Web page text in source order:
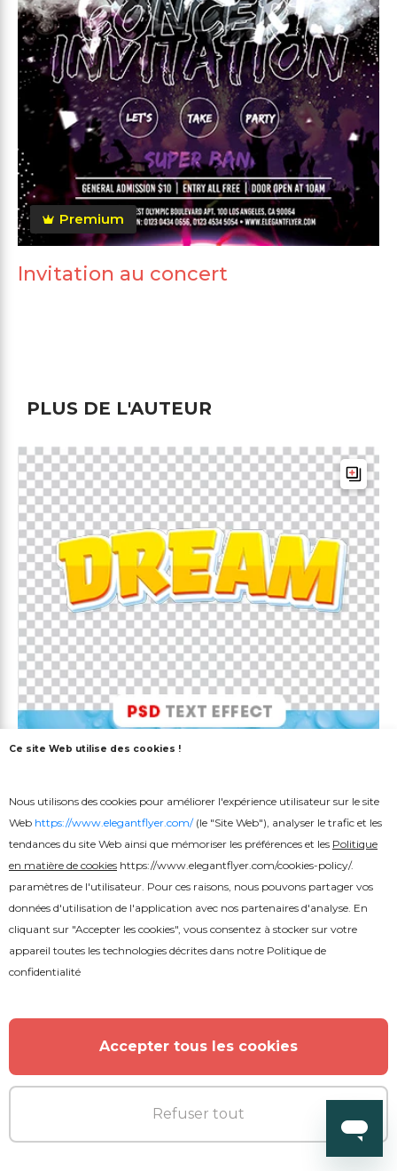
Premium
Invitation au concert
PLUS DE L'AUTEUR
Gratuit
Ce site Web utilise des cookies !
Nous utilisons des cookies pour améliorer l'expérience utilisateur sur le site
Web https://www.elegantflyer.com/(le "Site Web"), analyser le trafic et les
tendances du site Web ainsi que mémoriser les préférences et les Politique
en matière de cookies https://www.elegantflyer.com/cookies-policy/.
paramètres de l'utilisateur. Pour ces raisons, nous pouvons partager vos
données d'utilisation de l'application avec nos partenaires d'analyse. En
cliquant sur "Accepter les cookies", vous consentez à stocker sur votre
appareil toutes les technologies décrites dans notre Politique de
confidentialité
Accepter tous les cookies
Refuser tout